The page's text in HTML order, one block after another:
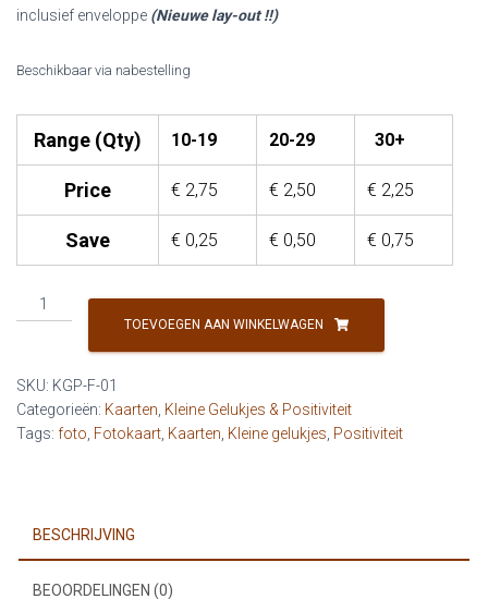
inclusief enveloppe (Nieuwe lay-out !!)
Beschikbaar via nabestelling
Range (Qty) 10-19 20-29 30+
Price € 2,75 € 2,50 € 2,25
Save € 0,25 € 0,50 € 0,75
&
De
kleur
van
aantal
TOEVOEGEN AAN WINKELWAGEN
SKU: KGP-F-01
Categorieën: Kaarten Kleine Gelukjes & Positiviteit
Tags: foto Fotokaart Kaarten Kleine gelukjes Positiviteit
BESCHRIJVING
BEOORDELINGEN (0)